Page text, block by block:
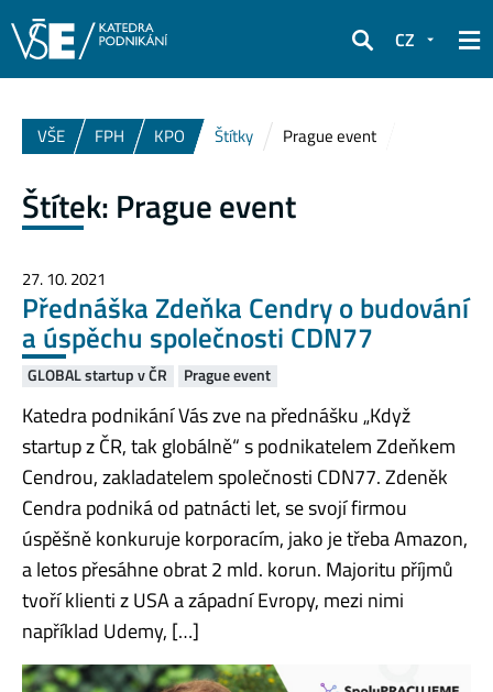
Hledat
CZ
VŠE FPH KPO Štítky Prague event
Štítek: Prague event
27. 10. 2021
Přednáška Zdeňka Cendry o budování
a úspěchu společnosti CDN77
GLOBAL startup v ČR Prague event
Katedra podnikání Vás zve na přednášku „Když
startup z ČR, tak globálně“ s podnikatelem Zdeňkem
Cendrou, zakladatelem společnosti CDN77. Zdeněk
Cendra podniká od patnácti let, se svojí firmou
úspěšně konkuruje korporacím, jako je třeba Amazon,
a letos přesáhne obrat 2 mld. korun. Majoritu příjmů
tvoří klienti z USA a západní Evropy, mezi nimi
například Udemy, […]